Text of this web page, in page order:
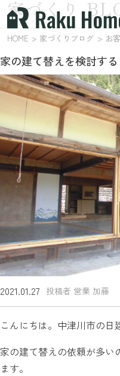
家づくりブログ
家づくり
HOME 家づくりブログ お
家の建て替えを検討す
2021.01.27 投稿者 営業 加藤
こんにちは。中津川市の日
家の建て替えの依頼が多い
ます。